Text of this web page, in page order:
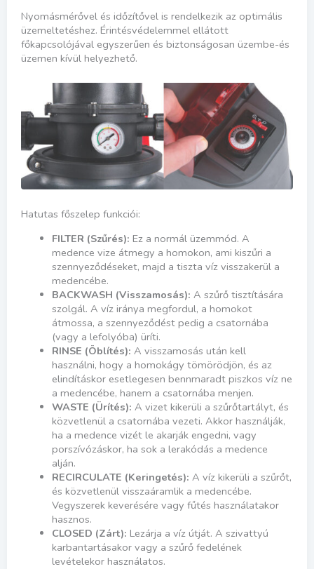
Nyomásmérővel és időzítővel is rendelkezik az optimális
üzemeltetéshez. Érintésvédelemmel ellátott
főkapcsolójával egyszerűen és biztonságosan üzembe-és
üzemen kívül helyezhető.
Hatutas főszelep funkciói:
FILTER (Szűrés): Ez a normál üzemmód. A
medence vize átmegy a homokon, ami kiszűri a
szennyeződéseket, majd a tiszta víz visszakerül a
medencébe.
BACKWASH (Visszamosás): A szűrő tisztítására
szolgál. A víz iránya megfordul, a homokot
átmossa, a szennyeződést pedig a csatornába
(vagy a lefolyóba) üríti.
RINSE (Öblítés): A visszamosás után kell
használni, hogy a homokágy tömörödjön, és az
elindításkor esetlegesen bennmaradt piszkos víz ne
a medencébe, hanem a csatornába menjen.
WASTE (Ürítés): A vizet kikerüli a szűrőtartályt, és
közvetlenül a csatornába vezeti. Akkor használják,
ha a medence vizét le akarják engedni, vagy
porszívózáskor, ha sok a lerakódás a medence
alján.
RECIRCULATE (Keringetés): A víz kikerüli a szűrőt,
és közvetlenül visszaáramlik a medencébe.
Vegyszerek keverésére vagy fűtés használatakor
hasznos.
CLOSED (Zárt): Lezárja a víz útját. A szivattyú
karbantartásakor vagy a szűrő fedelének
levételekor használatos.